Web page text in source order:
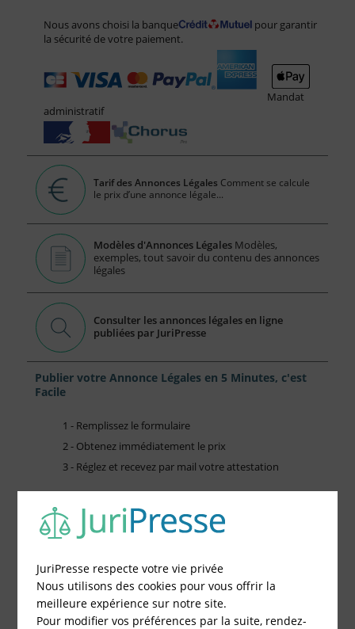
Nous avons choisi la banque
pour garantir
la sécurité de votre paiement.
Mandat
administratif
Tarif des Annonces Légales Comment se calcule
le prix d’une annonce légale...
Modèles d'Annonces Légales Modèles,
exemples, tout savoir du contenu des annonces
légales
Consulter les annonces légales en ligne
publiées par JuriPresse
Publier votre Annonce Légales en 5 Minutes, c'est
Facile
1 - Remplissez le formulaire
2 - Obtenez immédiatement le prix
3 - Réglez et recevez par mail votre attestation
Choisissez votre formulaire :
Constitution de société
Modification de société
Cessation d'activité
JuriPresse respecte votre vie privée
Nous utilisons des cookies pour vous offrir la
meilleure expérience sur notre site.
Pour modifier vos préférences par la suite, rendez-